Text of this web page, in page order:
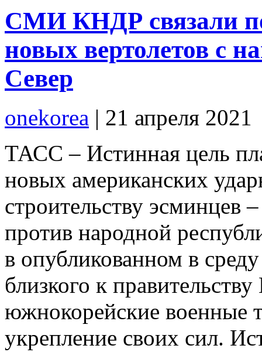
СМИ КНДР связали
новых вертолетов с
Север
onekorea | 21 апреля 2021
ТАСС – Истинная цель
новых американских
строительству эсминцев
против народной
в опубликованном в
близкого к
южнокорейские военные
укрепление своих сил.